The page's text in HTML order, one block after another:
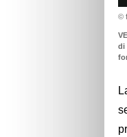
©
di